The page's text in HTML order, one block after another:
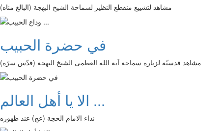
مشاهد لتشييع منقطع النظير لسماحة الشيخ البهجة (البالغ مناه)
في حضرة الحبيب
مشاهد قدسيّة لزيارة سماحة آية الله العظمى الشيخ البهجة (قدّس سرّه)
الا يا أهل العالم ...
نداء الامام الحجة (عج) عند ظهوره